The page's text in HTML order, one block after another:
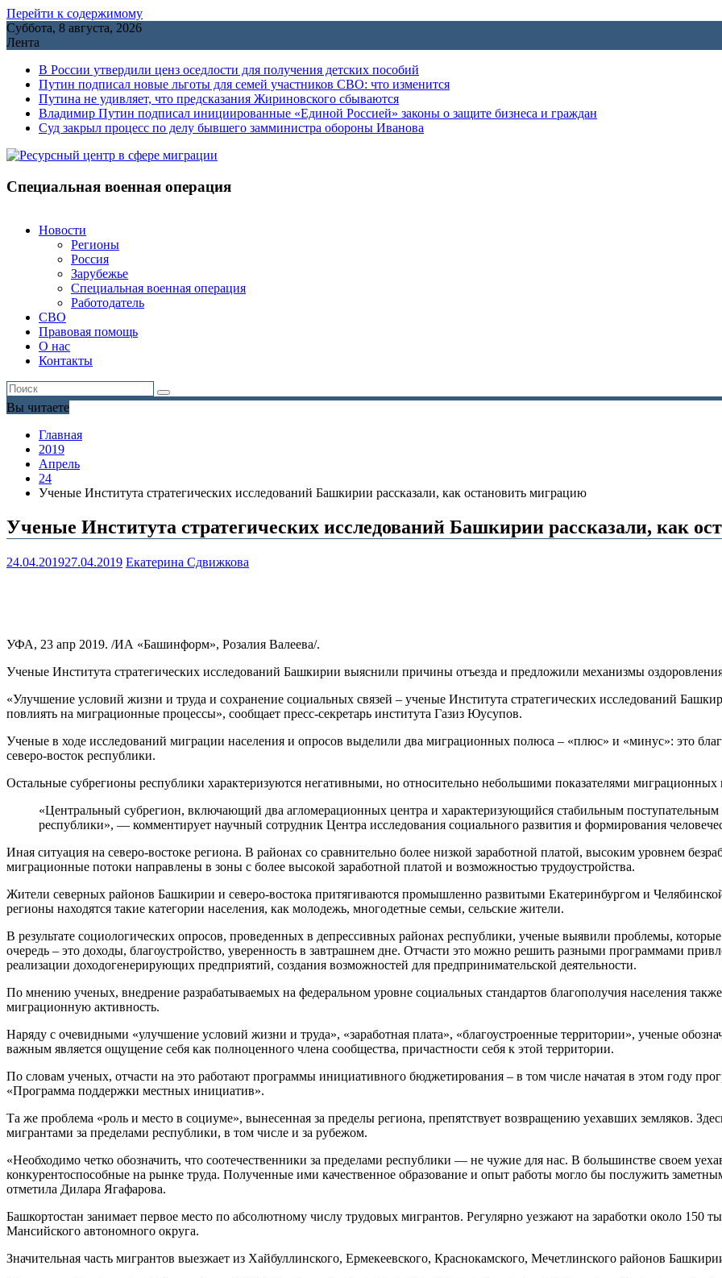
Перейти к содержимому
Суббота, 8 августа, 2026
Лента
В России утвердили ценз оседлости для получения детских пособий
Путин подписал новые льготы для семей участников СВО: что изменится
Путина не удивляет, что предсказания Жириновского сбываются
Владимир Путин подписал инициированные «Единой Россией» законы о защите бизнеса и граждан
Cуд закрыл процесс по делу бывшего замминистра обороны Иванова
Специальная военная операция
Новости
Регионы
Россия
Зарубежье
Специальная военная операция
Работодатель
СВО
Правовая помощь
О нас
Контакты
Вы читаете
Главная
2019
Апрель
24
Ученые Института стратегических исследований Башкирии рассказали, как остановить миграцию
Ученые Института стратегических исследований Башкирии рассказали, как
24.04.201927.04.2019 Екатерина Сдвижкова
УФА, 23 апр 2019. /ИА «Башинформ», Розалия Валеева/.
Ученые Института стратегических исследований Башкирии выяснили причины отъезда и предложили механизмы
«Улучшение условий жизни и труда и сохранение социальных связей – ученые Института стратегических исследований
повлиять на миграционные процессы», сообщает пресс-секретарь института Газиз Юусупов.
Ученые в ходе исследований миграции населения и опросов выделили два миграционных полюса – «плюс» и «минус»: это
северо-восток республики.
Остальные субрегионы республики характеризуются негативными, но относительно небольшими показателями миграционных
«Центральный субрегион, включающий два агломерационных центра и характеризующийся стабильным поступательным
республики», — комментирует научный сотрудник Центра исследования социального развития и формирования
Иная ситуация на северо-востоке региона. В районах со сравнительно более низкой заработной платой, высоким уровнем
миграционные потоки направлены в зоны с более высокой заработной платой и возможностью трудоустройства.
Жители северных районов Башкирии и северо-востока притягиваются промышленно развитыми Екатеринбургом и
регионы находятся такие категории населения, как молодежь, многодетные семьи, сельские жители.
В результате социологических опросов, проведенных в депрессивных районах республики, ученые выявили проблемы,
очередь – это доходы, благоустройство, уверенность в завтрашнем дне. Отчасти это можно решить разными программами
реализации доходогенерирующих предприятий, создания возможностей для предпринимательской деятельности.
По мнению ученых, внедрение разрабатываемых на федеральном уровне социальных стандартов благополучия населения
миграционную активность.
Наряду с очевидными «улучшение условий жизни и труда», «заработная плата», «благоустроенные территории», ученые
важным является ощущение себя как полноценного члена сообщества, причастности себя к этой территории.
По словам ученых, отчасти на это работают программы инициативного бюджетирования – в том числе начатая в этом году
«Программа поддержки местных инициатив».
Та же проблема «роль и место в социуме», вынесенная за пределы региона, препятствует возвращению уехавших земляков.
мигрантами за пределами республики, в том числе и за рубежом.
«Необходимо четко обозначить, что соотечественники за пределами республики — не чужие для нас. В большинстве своем
конкурентоспособные на рынке труда. Полученные ими качественное образование и опыт работы могло бы послужить
отметила Дилара Ягафарова.
Башкортостан занимает первое место по абсолютному числу трудовых мигрантов. Регулярно уезжают на заработки около
Мансийского автономного округа.
Значительная часть мигрантов выезжает из Хайбуллинского, Ермекеевского, Краснокамского, Мечетлинского районов